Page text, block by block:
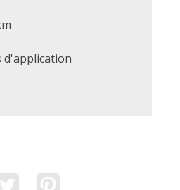
d'application